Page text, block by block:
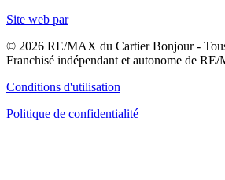
Site web par
© 2026 RE/MAX du Cartier Bonjour -
Franchisé indépendant et autonome de
Conditions d'utilisation
Politique de confidentialité